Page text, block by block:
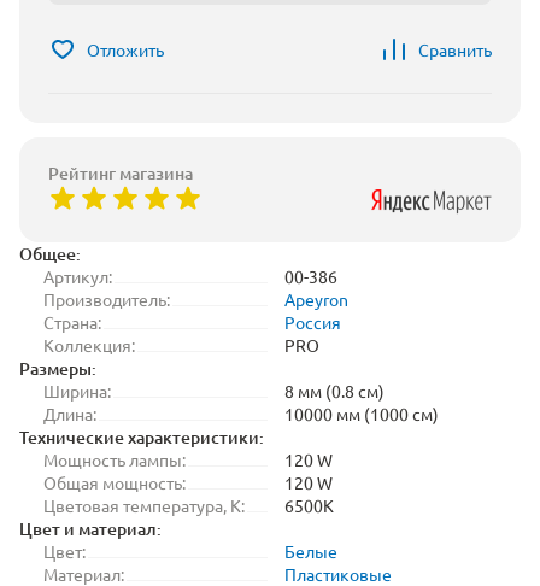
Общее:
Артикул:
00-386
Производитель:
Apeyron
Страна:
Россия
Коллекция:
PRO
Размеры:
Ширина:
8 мм (0.8 см)
Длина:
10000 мм (1000 см)
Технические характеристики:
Мощность лампы:
120 W
Общая мощность:
120 W
Цветовая температура, K:
6500K
Цвет и материал:
Цвет:
Белые
Материал:
Пластиковые
Отложить Сравнить
Рейтинг магазина